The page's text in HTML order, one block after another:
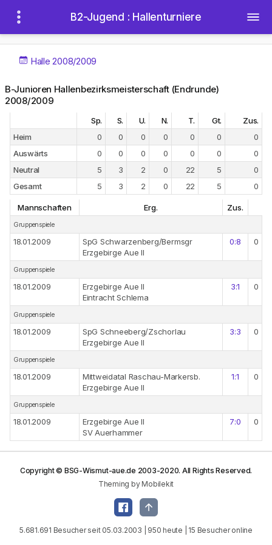
B2-Jugend : Hallenturniere
Halle 2008/2009
B-Junioren Hallenbezirksmeisterschaft (Endrunde)
2008/2009
Sp. S. U. N. T. Gt.
Zus.
Heim
0 0 0 0 0 0
0
Auswärts
0 0 0 0 0 0
0
Neutral
5 3 2 0 22 5
0
Gesamt
5 3 2 0 22 5 0
Mannschaften Erg. Zus.
Gruppenspiele
18.01.2009
SpG Schwarzenberg/Bermsgr
Erzgebirge Aue II
0:8 0
Gruppenspiele
18.01.2009
Erzgebirge Aue II
Eintracht Schlema
3:1 0
Gruppenspiele
18.01.2009
SpG Schneeberg/Zschorlau
Erzgebirge Aue II
3:3 0
Gruppenspiele
18.01.2009
Mittweidatal Raschau-Markersb.
Erzgebirge Aue II
1:1 0
Gruppenspiele
18.01.2009
Erzgebirge Aue II
SV Auerhammer
7:0 0
Copyright © BSG-Wismut-aue.de 2003-2020. All Rights Reserved.
Theming by Mobilekit
5.681.691 Besucher seit 05.03.2003 | 950 heute | 15 Besucher online